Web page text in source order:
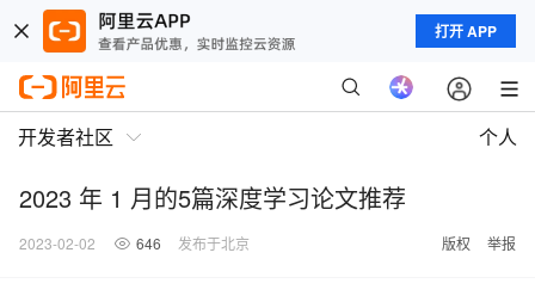
打开 APP
开发者社区 个人
2023 年 1 月的5篇深度学习论文推荐
2023-02-02 646 发布于北京 版权 举报